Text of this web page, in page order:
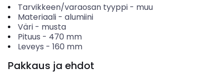
Tarvikkeen/varaosan tyyppi- muu
Materiaali- alumiini
Väri- musta
Pituus - 470 mm
Leveys - 160 mm
Pakkaus ja ehdot